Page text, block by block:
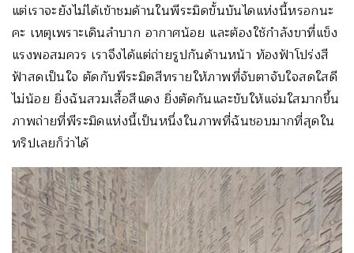
แต่เราจะยังไม่ได้เข้าชมด้านในพีระมิดขั้นบันไดแห่งนี้หรอกนะ
คะ เหตุเพราะเดินลำบาก อากาศน้อย และต้องใช้กำลังขาที่แข็ง
แรงพอสมควร เราจึงได้แต่ถ่ายรูปกันด้านหน้า ท้องฟ้าโปร่งสี
ฟ้าสดเป็นใจ ตัดกับพีระมิดสีทรายให้ภาพที่จับตาจับใจสดใสดี
ไม่น้อย ยิ่งฉันสวมเสื้อสีแดง ยิ่งตัดกันและขับให้แจ่มใสมากขึ้น
ภาพถ่ายที่พีระมิดแห่งนี้เป็นหนึ่งในภาพที่ฉันชอบมากที่สุดใน
ทริปเลยก็ว่าได้